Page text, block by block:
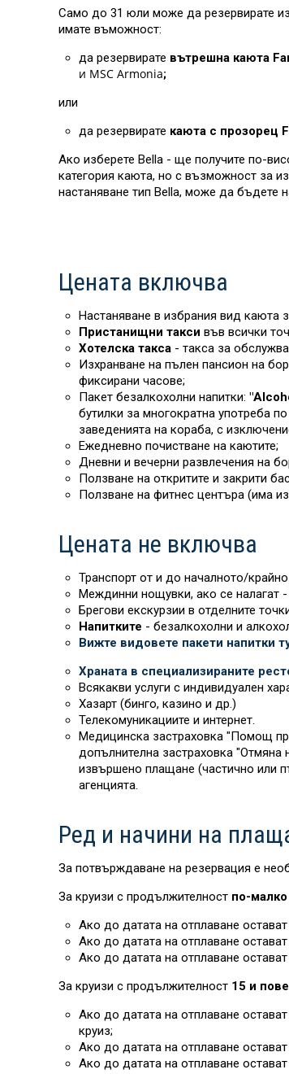
Само до 31 юли може да резервирате
имате въможност:
да резервирате вътрешна каюта
и MSC Armonia;
или
да резервирате каюта с прозорец
Ако изберете Bella - ще получите по-
категория каюта, но с възможност за
настаняване тип Bella, може да бъдете
Цената включва
Настаняване в избрания вид каюта
Пристанищни такси във всички
Хотелска такса - такса за
Изхранване на пълен пансион на
фиксирани часове;
Пакет безалкохолни напитки:
бутилки за многократна употреба
заведенията на кораба, с
Ежедневно почистване на каютите;
Дневни и вечерни развлечения на
Ползване на откритите и закрити
Ползване на фитнес центъра (има
Цената не включва
Транспорт от и до началното/
Междинни нощувки, ако се налагат
Брегови екскурзии в отделните
Напитките - безалкохолни и
Вижте видовете пакети напитки
Храната в специализираните
Всякакви услуги с индивидуален
Хазарт (бинго, казино и др.)
Телекомуникациите и интернет.
Медицинска застраховка "Помощ
допълнителна застраховка "Отмяна
извършено плащане (частично или
агенцията.
Ред и начини на
За потвърждаване на резервация е
За круизи с продължителност по-
Ако до датата на отплаване остават
Ако до датата на отплаване остават
Ако до датата на отплаване остават
За круизи с продължителност 15 и
Ако до датата на отплаване остават
круиз;
Ако до датата на отплаване остават
Ако до датата на отплаване остават